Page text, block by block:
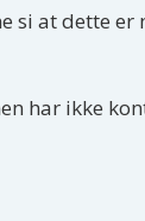
si at dette
har ikke